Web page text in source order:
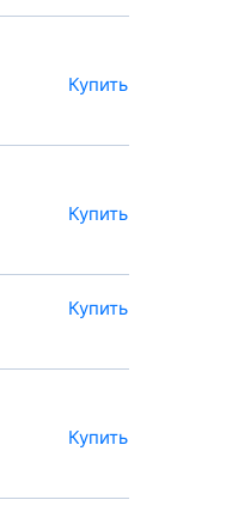
Купить
Купить
Купить
Купить